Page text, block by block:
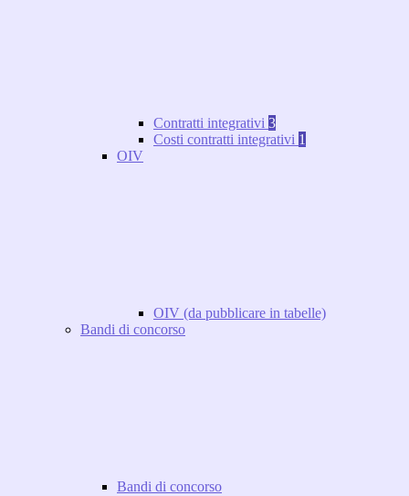
Contratti integrativi 3
Costi contratti integrativi 1
OIV
OIV (da pubblicare in tabelle)
Bandi di concorso
Bandi di concorso